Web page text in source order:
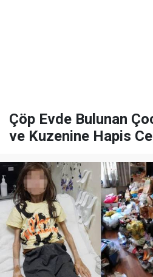
Çöp Evde Bulunan
ve Kuzenine Hapis